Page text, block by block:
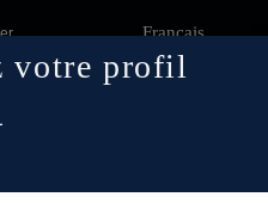
Français
votre profil